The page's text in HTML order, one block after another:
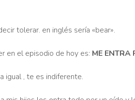
tolerar. en inglés sería «bear».
en el episodio de hoy es: ME ENTRA
igual , te es indiferente.